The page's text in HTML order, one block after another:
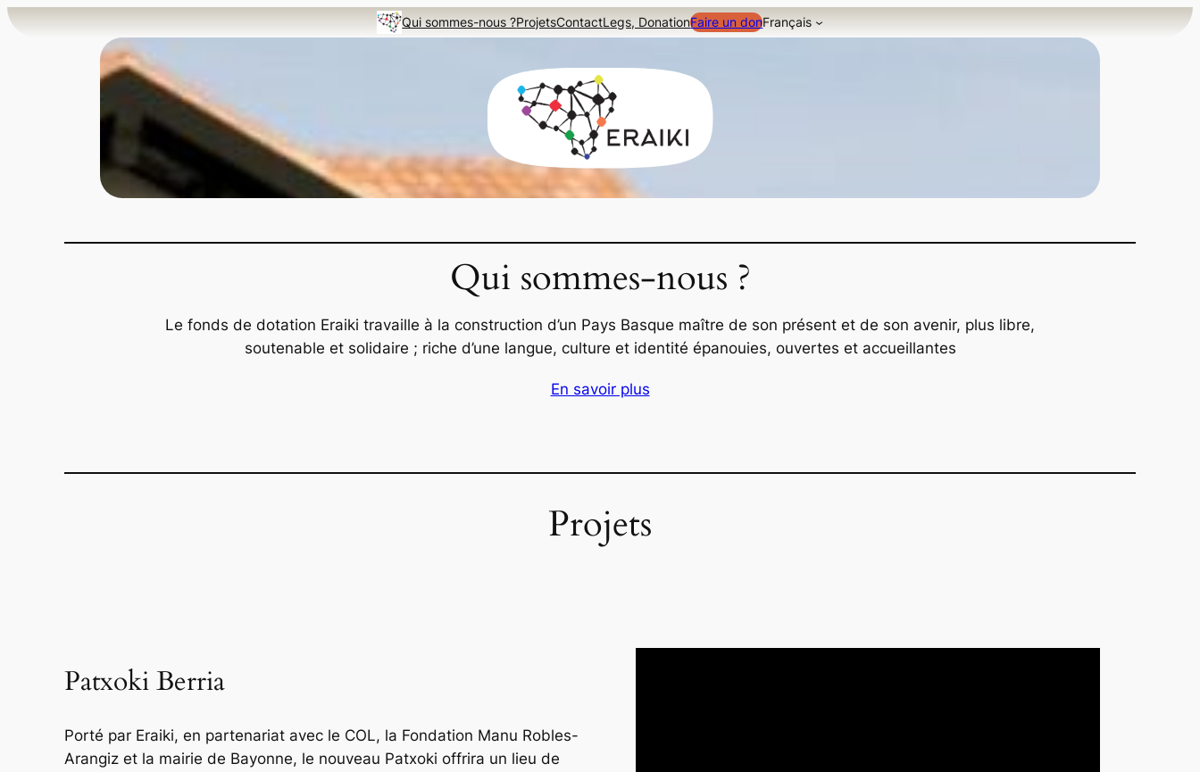
Aller
Qui sommes-nous ?ProjetsContactLegs, DonationFaire un donFrançais
Qui sommes-nous ?
Le fonds de dotation Eraiki travaille à la construction d’un Pays Basque maître de son présent et de son avenir, plus libre,
soutenable et solidaire ; riche d’une langue, culture et identité épanouies, ouvertes et accueillantes
En savoir plus
Projets
Patxoki Berria
Porté par Eraiki, en partenariat avec le COL, la Fondation Manu Robles-
Arangiz et la mairie de Bayonne, le nouveau Patxoki offrira un lieu de